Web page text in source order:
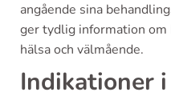
angående sina
ger tydlig information om
hälsa och välmående.
Indikationer